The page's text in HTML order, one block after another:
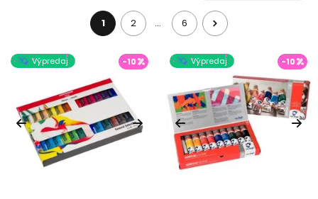
1 2 … 6
Výpredaj -10 Výpredaj -10